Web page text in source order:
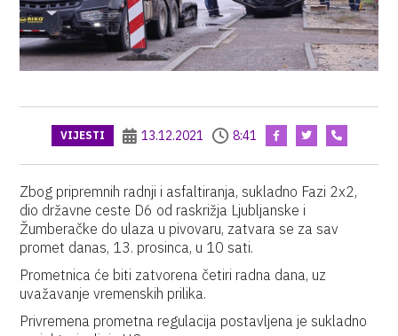
VIJESTI 13.12.2021 8:41
Zbog pripremnih radnji i asfaltiranja, sukladno Fazi 2x2,
dio državne ceste D6 od raskrižja Ljubljanske i
Žumberačke do ulaza u pivovaru, zatvara se za sav
promet danas, 13. prosinca, u 10 sati.
Prometnica će biti zatvorena četiri radna dana, uz
uvažavanje vremenskih prilika.
Privremena prometna regulacija postavljena je sukladno